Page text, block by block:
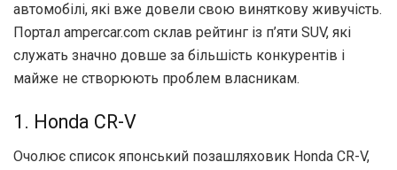
автомобілі, які вже довели свою виняткову живучість.
Портал ampercar.com склав рейтинг із п’яти SUV, які
служать значно довше за більшість конкурентів і
майже не створюють проблем власникам.
1. Honda CR-V
Очолює список японський позашляховик Honda CR-V,